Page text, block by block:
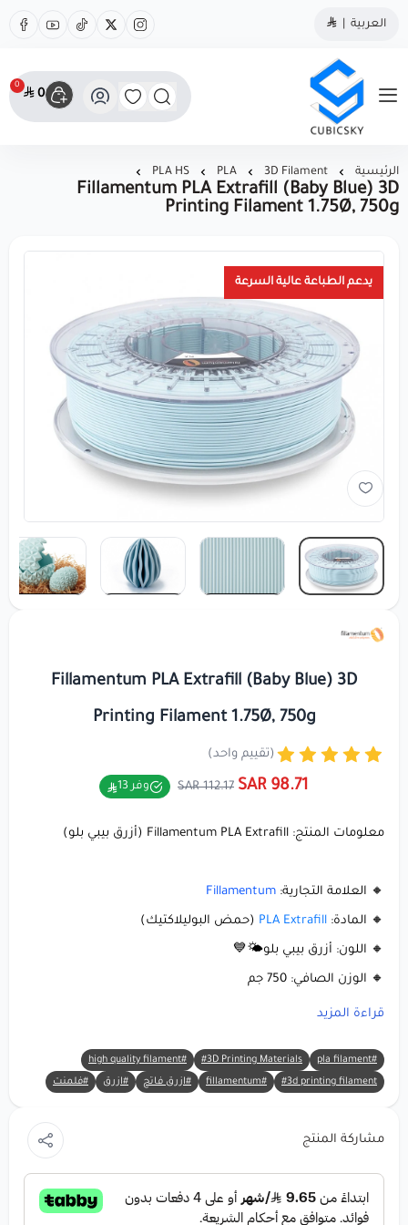
العربية
مؤسسة كيوبك سكاي
0
0
الرئيسية 3D Filament
PLA
PLA HS
Fillamentum PLA Extrafill (Baby Blue) 3D
Printing Filament 1.75Ø, 750g
يدعم الطباعة عالية السرعة
Fillamentum PLA Extrafill (Baby Blue) 3D
Printing Filament 1.75Ø, 750g
(تقييم واحد)
98.71 SAR
112.17 SAR وفر 13
معلومات المنتج: Fillamentum PLA Extrafill (أزرق بيبي بلو)
🔸 العلامة التجارية: Fillamentum
🔸 المادة: PLA Extrafill (حمض البوليلاكتيك)
🔸 اللون: أزرق بيبي بلو🌤️💙
🔸 الوزن الصافي: 750 جم
🔸 قطر الخيط: 1.75 ملم
لماذا تختار Fillamentum PLA Extrafill (أزرق بيبي
سهولة الاستخدام، والابتكار الصديق للبيئة. تم تصميم
قراءة المزيد
#pla filament
#3D Printing Materials
#high quality filament
#3d printing filament
#fillamentum #ازرق فاتح #ازرق #فلمنت
مشاركة المنتج